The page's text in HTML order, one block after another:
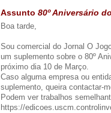
Assunto 80º Aniversário
Boa tarde,
Sou comercial do Jornal O
um suplemento sobre o 80º
próximo dia 10 de Março.
Caso alguma empresa ou
suplemento, queira contactar-
Podem ver trabalhos
https://